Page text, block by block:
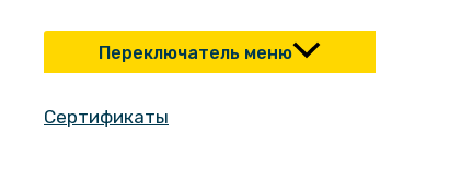
Переключатель меню
Сертификаты